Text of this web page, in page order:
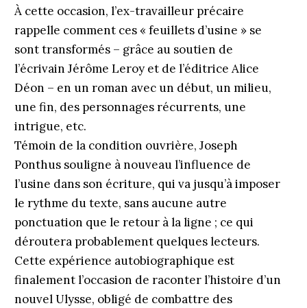
À cette occasion, l’ex-travailleur précaire
rappelle comment ces « feuillets d’usine » se
sont transformés – grâce au soutien de
l’écrivain Jérôme Leroy et de l’éditrice Alice
Déon – en un roman avec un début, un milieu,
une fin, des personnages récurrents, une
intrigue, etc.
Témoin de la condition ouvrière, Joseph
Ponthus souligne à nouveau l’influence de
l’usine dans son écriture, qui va jusqu’à imposer
le rythme du texte, sans aucune autre
ponctuation que le retour à la ligne ; ce qui
déroutera probablement quelques lecteurs.
Cette expérience autobiographique est
finalement l’occasion de raconter l’histoire d’un
nouvel Ulysse, obligé de combattre des